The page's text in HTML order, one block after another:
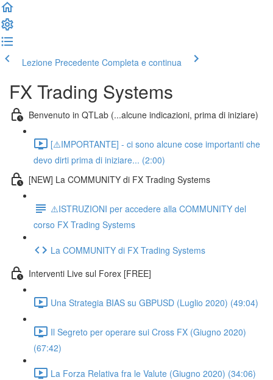
Lezione Precedente Completa e continua
FX Trading Systems
Benvenuto in QTLab (...alcune indicazioni, prima di iniziare)
[⚠️IMPORTANTE] - ci sono alcune cose importanti che
devo dirti prima di iniziare... (2:00)
[NEW] La COMMUNITY di FX Trading Systems
⚠️ISTRUZIONI per accedere alla COMMUNITY del
corso FX Trading Systems
La COMMUNITY di FX Trading Systems
Interventi Live sul Forex [FREE]
Una Strategia BIAS su GBPUSD (Luglio 2020) (49:04)
Il Segreto per operare sui Cross FX (Giugno 2020)
(67:42)
La Forza Relativa fra le Valute (Giugno 2020) (34:06)